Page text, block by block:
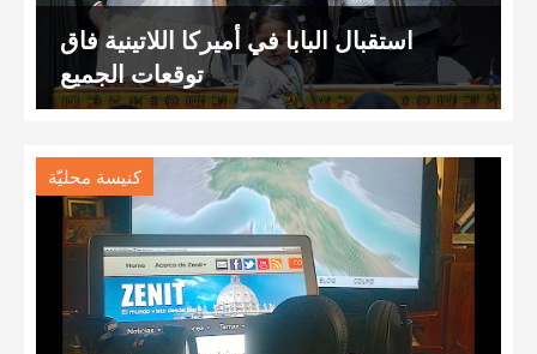
استقبال البابا في أميركا اللاتينية فاق
توقعات الجميع
كنيسة محليّة